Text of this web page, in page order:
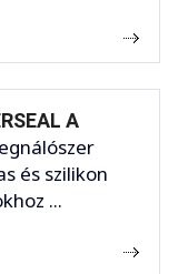
A
és szilikon
...